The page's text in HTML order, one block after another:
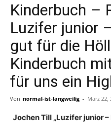
Kinderbuch –
Luzifer junior
gut für die
Kinderbuch
für uns ein
Von normal-ist-langweilig - März 22,
Jochen Till „Luzifer junior